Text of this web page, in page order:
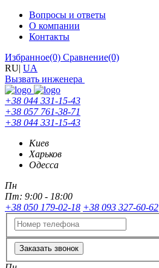
Вопросы и ответы
О компании
Контакты
Избранное(0) Сравнение(0)
RU| UA
Вызвать инженера
+38 044 331-15-43
+38 057 761-38-71
+38 044 331-15-43
Киев
Харьков
Одесса
Пн
Пт: 9:00 - 18:00
+38 050 179-02-18 +38 093 327-60-62
Заказать звонок